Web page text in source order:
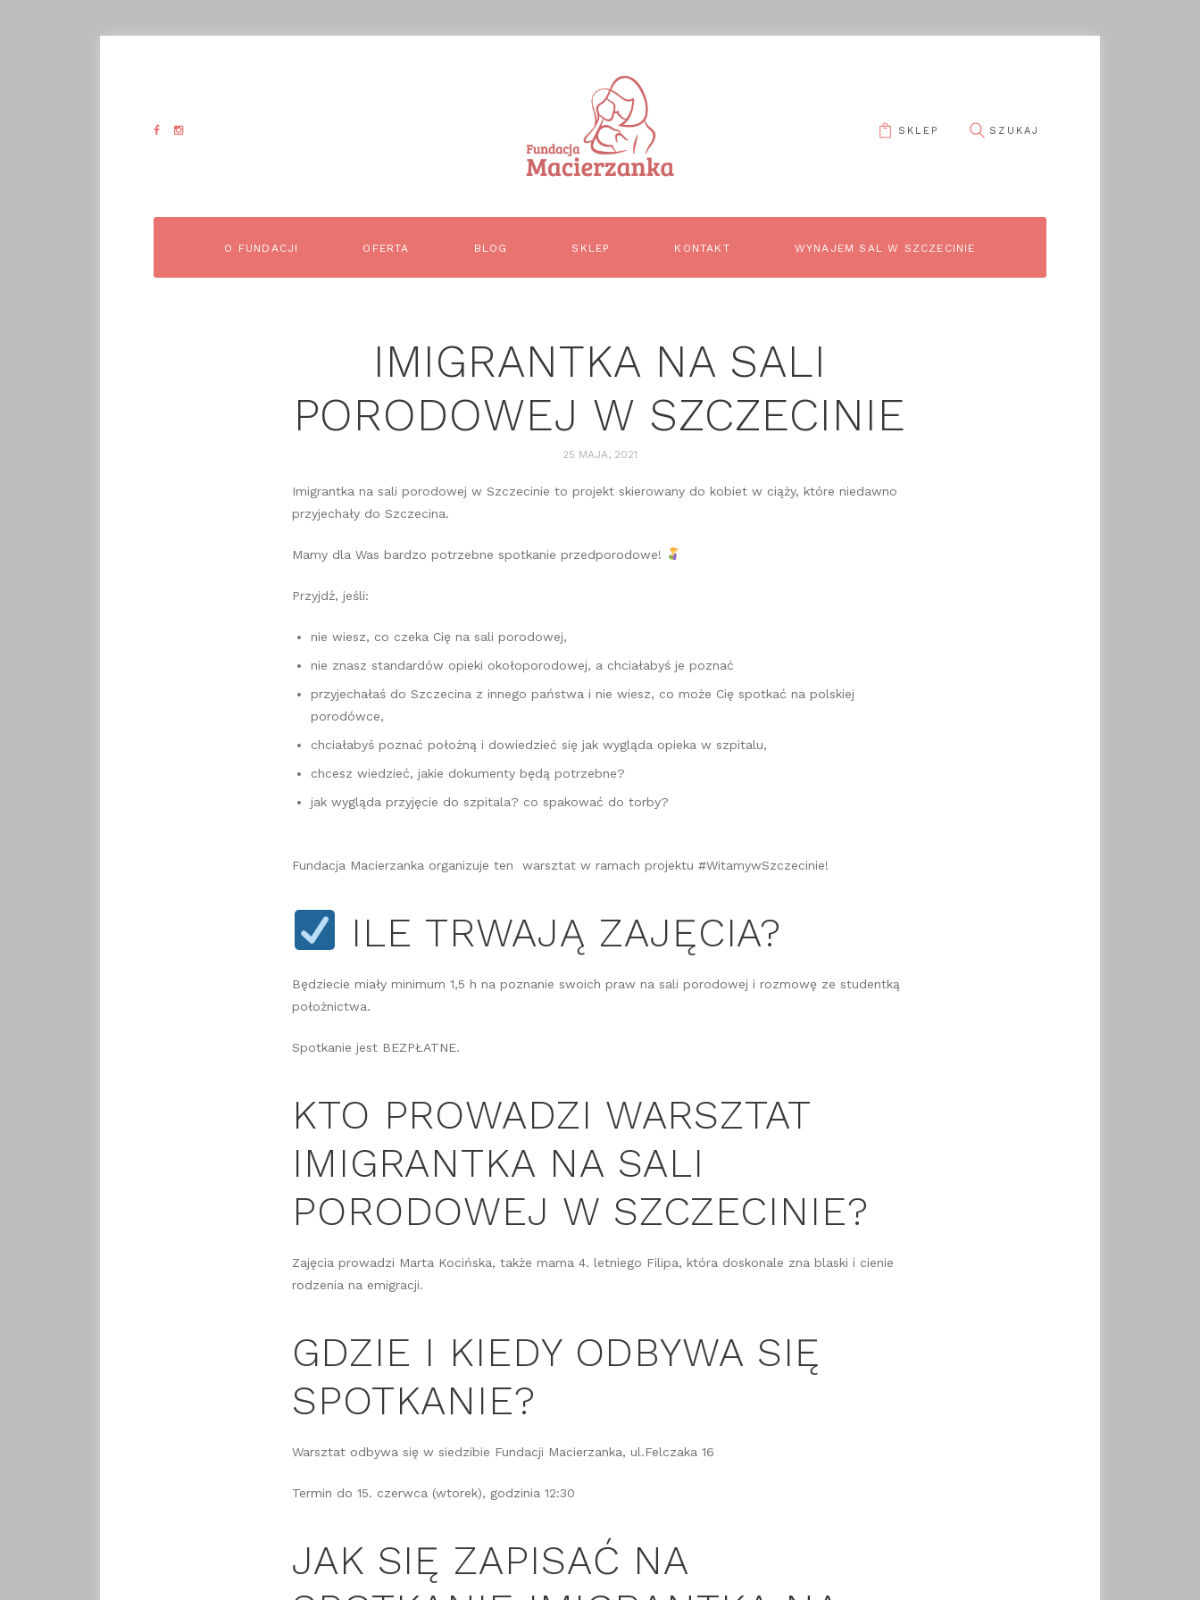
SKLEP
O FUNDACJI OFERTA BLOG SKLEP KONTAKT WYNAJEM SAL W SZCZECINIE
IMIGRANTKA NA SALI
PORODOWEJ W SZCZECINIE
25 MAJA, 2021
Imigrantka na sali porodowej w Szczecinie to projekt skierowany do kobiet w ciąży, które niedawno
przyjechały do Szczecina.
Mamy dla Was bardzo potrzebne spotkanie przedporodowe!
Przyjdź, jeśli:
nie wiesz, co czeka Cię na sali porodowej,
nie znasz standardów opieki okołoporodowej, a chciałabyś je poznać
przyjechałaś do Szczecina z innego państwa i nie wiesz, co może Cię spotkać na polskiej
porodówce,
chciałabyś poznać położną i dowiedzieć się jak wygląda opieka w szpitalu,
chcesz wiedzieć, jakie dokumenty będą potrzebne?
jak wygląda przyjęcie do szpitala? co spakować do torby?
Fundacja Macierzanka organizuje ten warsztat w ramach projektu #WitamywSzczecinie!
ILE TRWAJĄ ZAJĘCIA?
Będziecie miały minimum 1,5 h na poznanie swoich praw na sali porodowej i rozmowę ze studentką
położnictwa.
Spotkanie jest BEZPŁATNE.
KTO PROWADZI WARSZTAT
IMIGRANTKA NA SALI
PORODOWEJ W SZCZECINIE?
Zajęcia prowadzi Marta Kocińska, także mama 4. letniego Filipa, która doskonale zna blaski i cienie
rodzenia na emigracji.
GDZIE I KIEDY ODBYWA SIĘ
SPOTKANIE?
Warsztat odbywa się w siedzibie Fundacji Macierzanka, ul.Felczaka 16
Termin do 15. czerwca (wtorek), godzinia 12:30
JAK SIĘ ZAPISAĆ NA